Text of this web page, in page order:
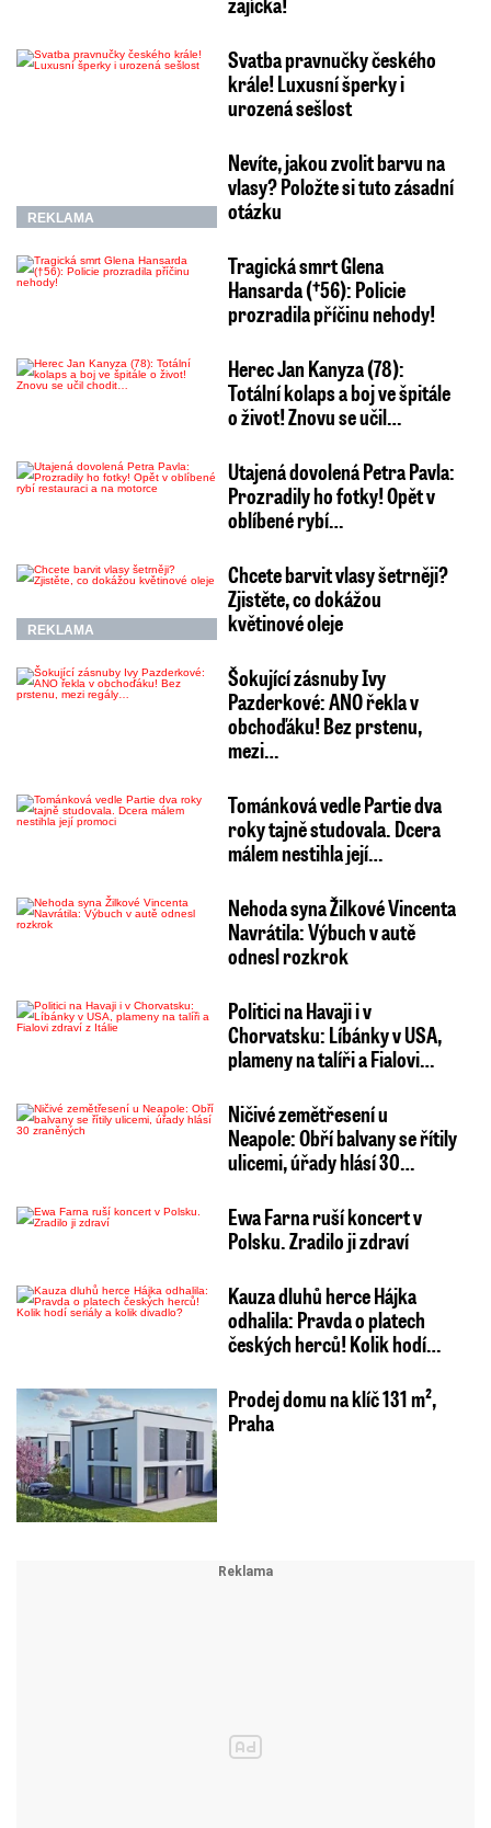
Svatba pravnučky českého
krále! Luxusní šperky i
urozená sešlost
REKLAMA
Nevíte, jakou zvolit barvu na
vlasy? Položte si tuto zásadní
otázku
Tragická smrt Glena
Hansarda (†56): Policie
prozradila příčinu nehody!
Herec Jan Kanyza (78):
Totální kolaps a boj ve špitále
o život! Znovu se učil…
Utajená dovolená Petra Pavla:
Prozradily ho fotky! Opět v
oblíbené rybí…
REKLAMA
Chcete barvit vlasy šetrněji?
Zjistěte, co dokážou
květinové oleje
Šokující zásnuby Ivy
Pazderkové: ANO řekla v
obchoďáku! Bez prstenu,
mezi…
Tománková vedle Partie dva
roky tajně studovala. Dcera
málem nestihla její…
Nehoda syna Žilkové Vincenta
Navrátila: Výbuch v autě
odnesl rozkrok
Politici na Havaji i v
Chorvatsku: Líbánky v USA,
plameny na talíři a Fialovi…
Ničivé zemětřesení u
Neapole: Obří balvany se řítily
ulicemi, úřady hlásí 30…
Ewa Farna ruší koncert v
Polsku. Zradilo ji zdraví
Kauza dluhů herce Hájka
odhalila: Pravda o platech
českých herců! Kolik hodí…
Prodej domu na klíč 131 m²,
Praha